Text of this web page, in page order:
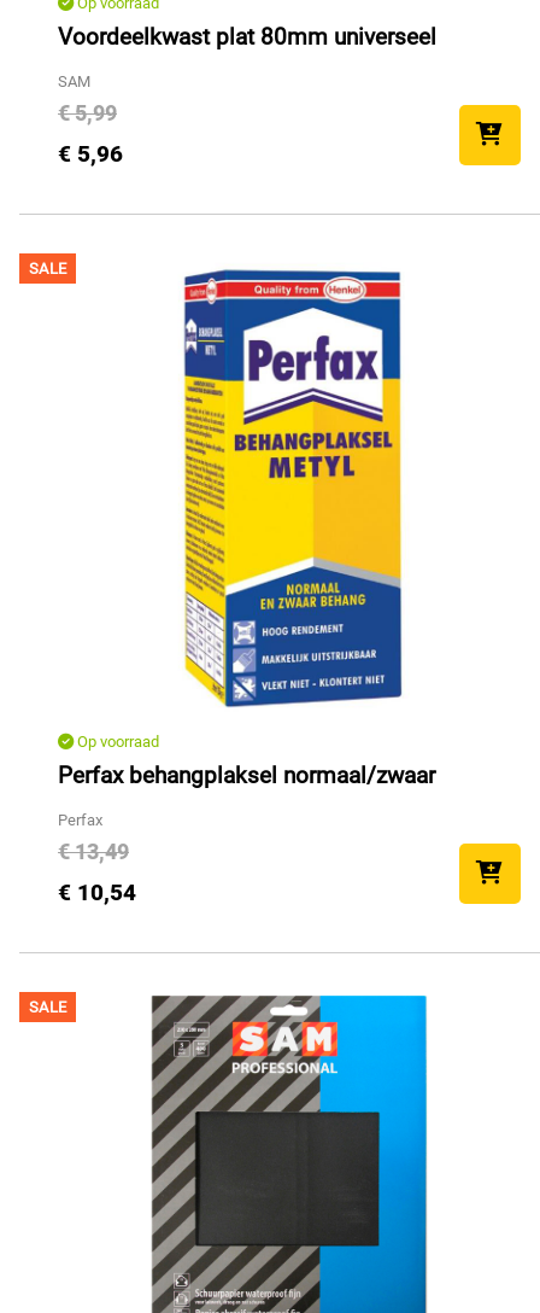
Voordeelkwast plat 80mm universeel
SAM
€ 5,99
€ 5,96
SALE
Op voorraad
Perfax behangplaksel normaal/zwaar
Perfax
€ 13,49
€ 10,54
SALE